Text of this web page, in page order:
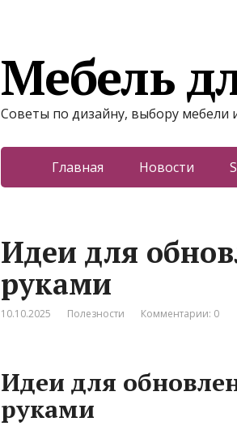
Мебель
Советы по дизайну, выбору мебели
Главная Новости
Идеи для
руками
10.10.2025 Полезности Комментарии: 0
Идеи для
руками